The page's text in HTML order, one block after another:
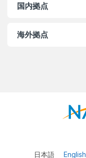
国内拠点
海外拠点
日本語 English